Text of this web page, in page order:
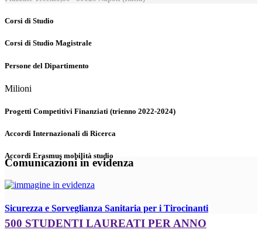
Corsi di Studio
Corsi di Studio Magistrale
Persone del Dipartimento
Milioni
Progetti Competitivi Finanziati (trienno 2022-2024)
Accordi Internazionali di Ricerca
Accordi Erasmus mobilità studio
Comunicazioni in evidenza
Sicurezza e Sorveglianza Sanitaria per i Tirocinanti
500 STUDENTI LAUREATI PER ANNO